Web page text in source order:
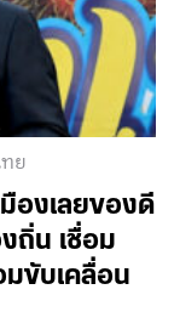
ย
มืองเลยของดี
ถิ่น เชื่อม
มขับเคลื่อน